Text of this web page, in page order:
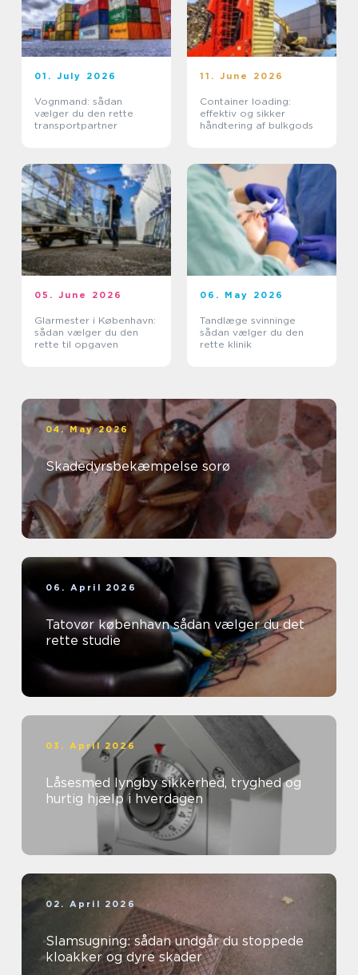
01. July 2026
Vognmand: sådan
vælger du den rette
transportpartner
11. June 2026
Container loading:
effektiv og sikker
håndtering af bulkgods
05. June 2026
Glarmester i København:
sådan vælger du den
rette til opgaven
06. May 2026
Tandlæge svinninge
sådan vælger du den
rette klinik
04. May 2026
Skadedyrsbekæmpelse sorø
06. April 2026
Tatovør københavn sådan vælger du det
rette studie
03. April 2026
Låsesmed lyngby sikkerhed, tryghed og
hurtig hjælp i hverdagen
02. April 2026
Slamsugning: sådan undgår du stoppede
kloakker og dyre skader